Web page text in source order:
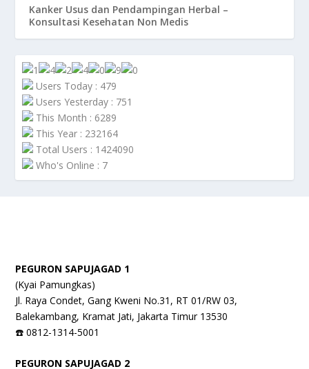
Kanker Usus dan Pendampingan Herbal –
Konsultasi Kesehatan Non Medis
Users Today : 479
Users Yesterday : 751
This Month : 6289
This Year : 232164
Total Users : 1424090
Who's Online : 7
PEGURON SAPUJAGAD 1
(Kyai Pamungkas)
Jl. Raya Condet, Gang Kweni No.31, RT 01/RW 03,
Balekambang, Kramat Jati, Jakarta Timur 13530
☎️ 0812-1314-5001
PEGURON SAPUJAGAD 2